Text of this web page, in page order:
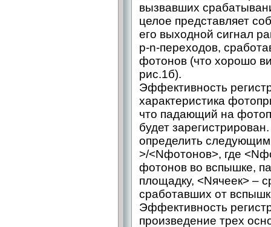
вызвавших
целое представляет
его выходной сигнал
p-n-переходов,
фотонов (что хорошо
рис.1б).
Эффективность
характеристика
что падающий на
будет
определить
>/<Nфотонов>, где
фотонов во вспышке,
площадку, <Nячеек> –
сработавших от
Эффективность
произведение трех